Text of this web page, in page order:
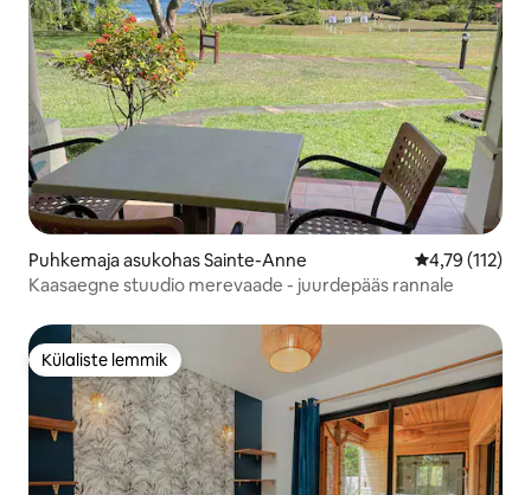
Puhkemaja asukohas Sainte-Anne Keskmine
4,79 (112)
Kaasaegne stuudio merevaade - juurdepääs rannale
Külaliste lemmik
Külaliste lemmik